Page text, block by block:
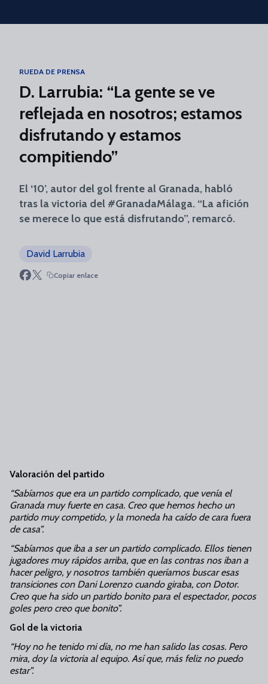
Skip to main content
RUEDA DE PRENSA
D. Larrubia: “La gente se ve
reflejada en nosotros; estamos
disfrutando y estamos
compitiendo”
El ‘10’, autor del gol frente al Granada, habló
tras la victoria del #GranadaMálaga. “La afición
se merece lo que está disfrutando”, remarcó.
David Larrubia
Copiar enlace
Valoración del partido
“Sabíamos que era un partido complicado, que venía el
Granada muy fuerte en casa. Creo que hemos hecho un
partido muy competido, y la moneda ha caído de cara fuera
de casa”.
“Sabíamos que iba a ser un partido complicado. Ellos tienen
jugadores muy rápidos arriba, que en las contras nos iban a
hacer peligro, y nosotros también queríamos buscar esas
transiciones con Dani Lorenzo cuando giraba, con Dotor.
Creo que ha sido un partido bonito para el espectador, pocos
goles pero creo que bonito”.
Gol de la victoria
“Hoy no he tenido mi día, no me han salido las cosas. Pero
mira, doy la victoria al equipo. Así que, más feliz no puedo
estar”.